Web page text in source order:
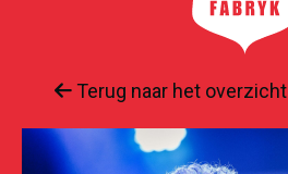
Terug naar het overzicht